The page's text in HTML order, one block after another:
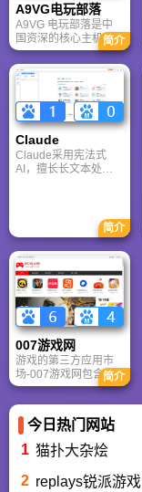
A9VG电玩部落
A9VG 电玩部落是中
国资深的核心主机游
戏玩家社区。网站以
论坛为核心，提供全
面的主机游戏资讯、
攻略和资料库，覆盖
PlayStation、Xbox、
Switch 等全平台。凭
借其深厚的历史积淀
和活跃的用户群体，
A9VG 成为硬核玩家
交流心得、分享攻略
简介
Claude
Claude采用宪法式
AI，擅长长文本处理
快速迭代上占优。两
者定位不同，各有千
秋。
简介
007游戏网
游戏的第三方应用市
场-007游戏网包含安
卓（Android）和苹果
（iOS）系统的手机应
用、游戏以及电脑软
件的下载服务，还有
精心推荐的应用排行
榜,搭配极佳的下载体
得信赖的应用商店。
简介
今日热门网站
1 猫扑大杂烩
2 replays锐派游戏